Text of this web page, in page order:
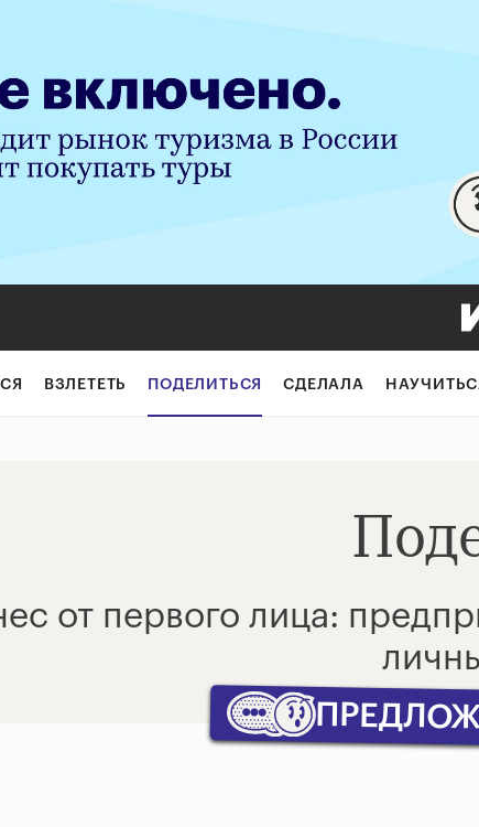
успех
ВЗЛЕТЕТЬ ПОДЕЛИТЬСЯ СДЕЛАЛА
от первого лица: